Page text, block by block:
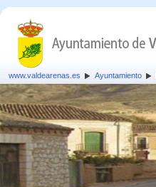
www.valdearenas.es Ayuntamiento